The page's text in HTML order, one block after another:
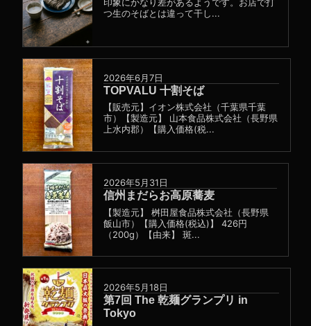
つ生のそばとは違って干し...
2026年6月7日
TOPVALU 十割そば
【販売元】イオン株式会社（千葉県千葉
市）【製造元】 山本食品株式会社（長野県
上水内郡）【購入価格(税...
2026年5月31日
信州まだらお高原蕎麦
【製造元】 桝田屋食品株式会社（長野県
飯山市）【購入価格(税込)】 426円
（200g）【由来】 斑...
2026年5月18日
第7回 The 乾麺グランプリ in
Tokyo